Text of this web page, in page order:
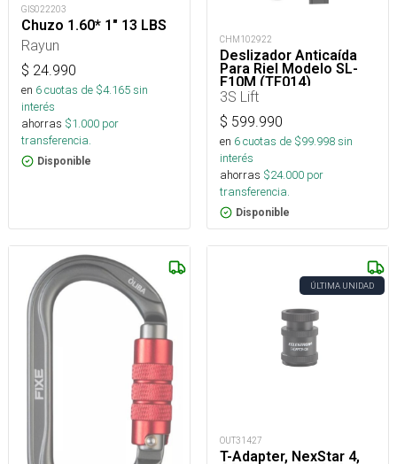
GIS022203
Chuzo 1.60* 1" 13 LBS
Rayun
$ 24.990
en 6cuotas de $4.165sin
interés
ahorras $1.000 por
transferencia.
Disponible
CHM102922
Deslizador Anticaída
Para Riel Modelo SL-
F10M (TF014)
3S Lift
$ 599.990
en 6cuotas de $99.998sin
interés
ahorras $24.000 por
transferencia.
Disponible
ÚLTIMA UNIDAD
OUT31427
T-Adapter, NexStar 4,